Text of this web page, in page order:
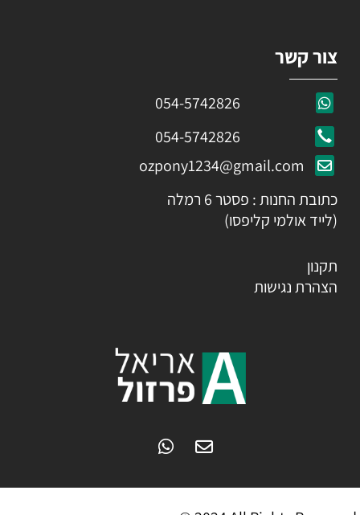
צור קשר
054-5742826
054-5742826
ozpony1234@gmail.com
כתובת החנות : פסטר 6 רמלה
(לייד אולמי קליפסו)
תקנון
הצהרת נגישות